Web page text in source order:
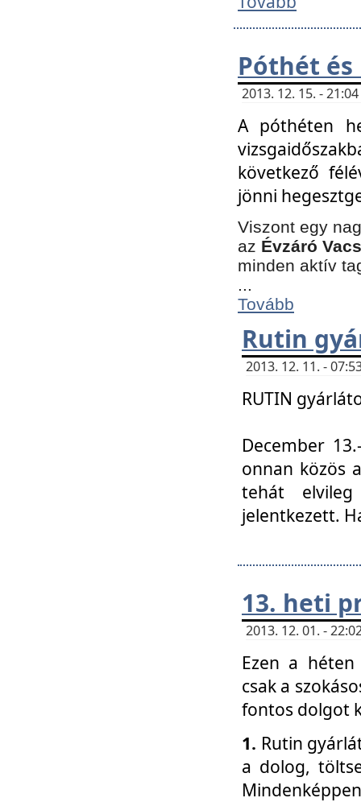
Póthét és
2013. 12. 15. -
A póthéten
következő
jönni
Viszont egy
az Évzáró
minden aktív
...
Tovább
Rutin
2013. 12. 11. -
RUTIN
December
onnan közös
tehát
jelentkezett.
13. heti
2013. 12. 01. -
Ezen a
csak a
fontos dolgot
1. Rutin
a dolog,